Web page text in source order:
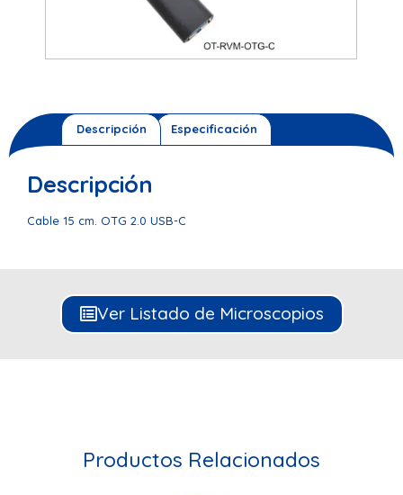
Descripción Especificación
Descripción
Cable 15 cm. OTG 2.0 USB-C
Ver Listado de Microscopios
Productos Relacionados